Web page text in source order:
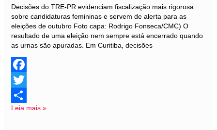
Decisões do TRE-PR evidenciam fiscalização mais rigorosa
sobre candidaturas femininas e servem de alerta para as
eleições de outubro Foto capa: Rodrigo Fonseca/CMC) O
resultado de uma eleição nem sempre está encerrado quando
as urnas são apuradas. Em Curitiba, decisões
Facebook
Twitter
Share
Leia mais »